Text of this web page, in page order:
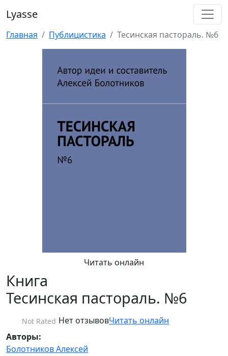
Lyasse
Главная Публицистика Тесинская пастораль. №6
Читать онлайн
Книга
Тесинская пастораль. №6
Not Rated Нет отзывовЧитать онлайн
Авторы:
Болотников Алексей